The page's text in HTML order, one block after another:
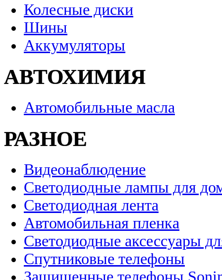
Колесные диски
Шины
Аккумуляторы
АВТОХИМИЯ
Автомобильные масла
РАЗНОЕ
Видеонаблюдение
Светодиодные лампы для
Светодиодная лента
Автомобильная пленка
Светодиодные аксессуары
Спутниковые телефоны